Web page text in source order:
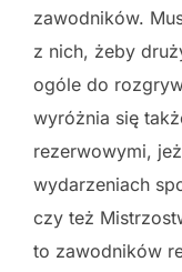
zawodników.
z nich, żeby
ogóle do
wyróżnia się
rezerwowymi,
wydarzeniach
czy też
to zawodników